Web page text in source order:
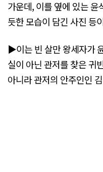
가운데, 이를 옆에 있는
듯한 모습이 담긴 사진 등
▶이는 빈 살만 왕세자가
실이 아닌 관저를 찾은 귀
아니라 관저의 안주인인